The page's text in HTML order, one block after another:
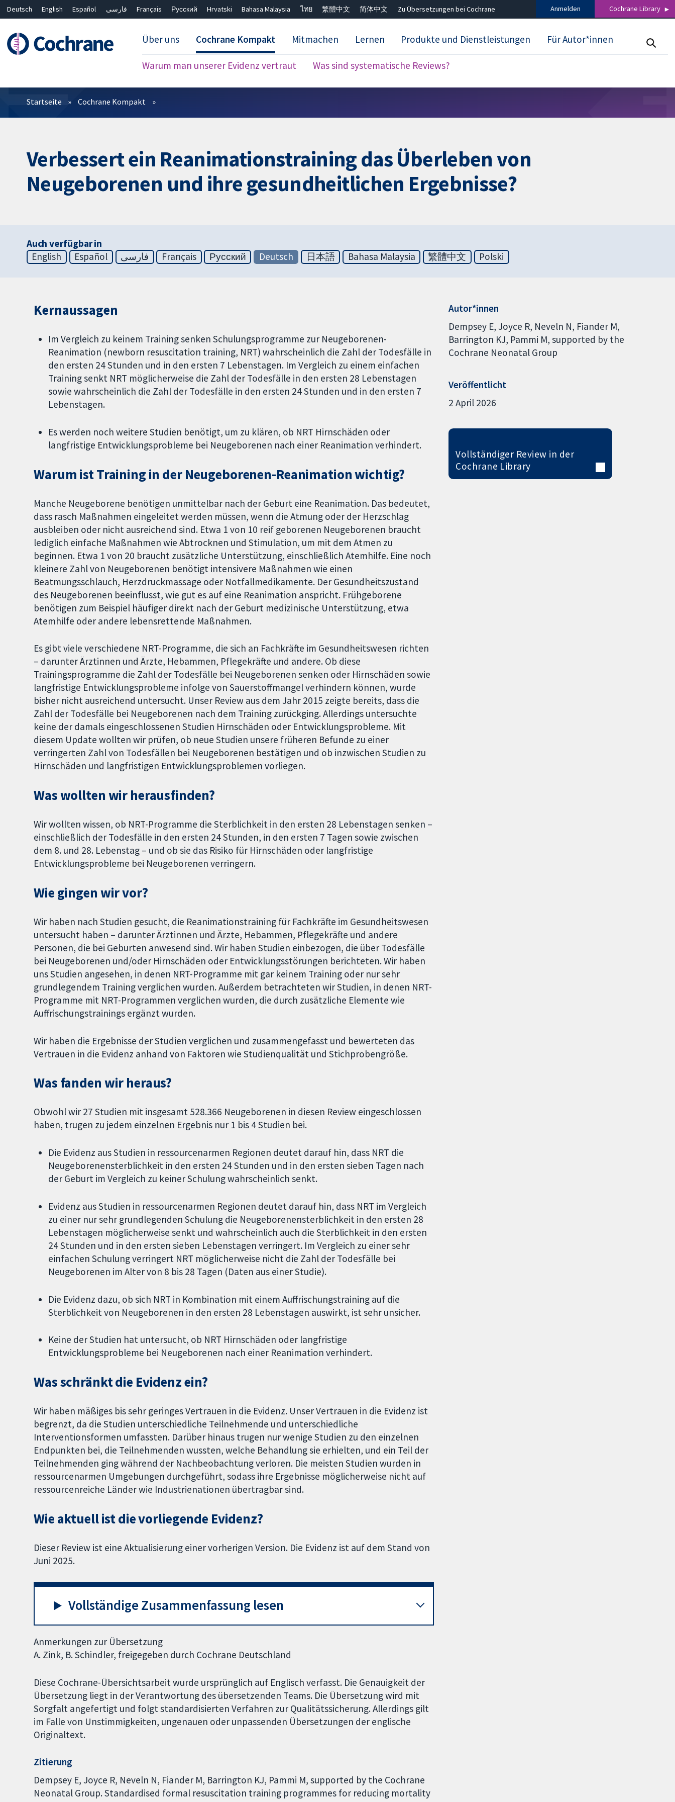
Deutsch English Español فارسی Français Русский Hrvatski Bahasa Malaysia ไทย 繁體中文 简体中文 Zu Übersetzungen bei Cochrane Anmelden Cochrane Library
Über uns Cochrane Kompakt
Warum man unserer Evidenz vertraut Was sind systematische Reviews?
Mitmachen Lernen Produkte und Dienstleistungen Für Autor*innen
Filter
Startseite Cochrane Kompakt
Verbessert ein Reanimationstraining das Überleben von
Neugeborenen und ihre gesundheitlichen Ergebnisse?
Auch verfügbar in
English
Español فارسی Français Русский Deutsch 日本語 Bahasa Malaysia 繁體中文 Polski
Kernaussagen
Im Vergleich zu keinem Training senken Schulungsprogramme zur Neugeborenen-
Reanimation (newborn resuscitation training, NRT) wahrscheinlich die Zahl der Todesfälle in
den ersten 24 Stunden und in den ersten 7 Lebenstagen. Im Vergleich zu einem einfachen
Training senkt NRT möglicherweise die Zahl der Todesfälle in den ersten 28 Lebenstagen
sowie wahrscheinlich die Zahl der Todesfälle in den ersten 24 Stunden und in den ersten 7
Lebenstagen.
Es werden noch weitere Studien benötigt, um zu klären, ob NRT Hirnschäden oder
langfristige Entwicklungsprobleme bei Neugeborenen nach einer Reanimation verhindert.
Warum ist Training in der Neugeborenen-Reanimation wichtig?
Manche Neugeborene benötigen unmittelbar nach der Geburt eine Reanimation. Das bedeutet,
dass rasch Maßnahmen eingeleitet werden müssen, wenn die Atmung oder der Herzschlag
ausbleiben oder nicht ausreichend sind. Etwa 1 von 10 reif geborenen Neugeborenen braucht
lediglich einfache Maßnahmen wie Abtrocknen und Stimulation, um mit dem Atmen zu
beginnen. Etwa 1 von 20 braucht zusätzliche Unterstützung, einschließlich Atemhilfe. Eine noch
kleinere Zahl von Neugeborenen benötigt intensivere Maßnahmen wie einen
Beatmungsschlauch, Herzdruckmassage oder Notfallmedikamente. Der Gesundheitszustand
des Neugeborenen beeinflusst, wie gut es auf eine Reanimation anspricht. Frühgeborene
benötigen zum Beispiel häufiger direkt nach der Geburt medizinische Unterstützung, etwa
Atemhilfe oder andere lebensrettende Maßnahmen.
Es gibt viele verschiedene NRT-Programme, die sich an Fachkräfte im Gesundheitswesen richten
– darunter Ärztinnen und Ärzte, Hebammen, Pflegekräfte und andere. Ob diese
Trainingsprogramme die Zahl der Todesfälle bei Neugeborenen senken oder Hirnschäden sowie
langfristige Entwicklungsprobleme infolge von Sauerstoffmangel verhindern können, wurde
bisher nicht ausreichend untersucht. Unser Review aus dem Jahr 2015 zeigte bereits, dass die
Zahl der Todesfälle bei Neugeborenen nach dem Training zurückging. Allerdings untersuchte
keine der damals eingeschlossenen Studien Hirnschäden oder Entwicklungsprobleme. Mit
diesem Update wollten wir prüfen, ob neue Studien unsere früheren Befunde zu einer
verringerten Zahl von Todesfällen bei Neugeborenen bestätigen und ob inzwischen Studien zu
Hirnschäden und langfristigen Entwicklungsproblemen vorliegen.
Was wollten wir herausfinden?
Wir wollten wissen, ob NRT-Programme die Sterblichkeit in den ersten 28 Lebenstagen senken –
einschließlich der Todesfälle in den ersten 24 Stunden, in den ersten 7 Tagen sowie zwischen
dem 8. und 28. Lebenstag – und ob sie das Risiko für Hirnschäden oder langfristige
Entwicklungsprobleme bei Neugeborenen verringern.
Wie gingen wir vor?
Wir haben nach Studien gesucht, die Reanimationstraining für Fachkräfte im Gesundheitswesen
untersucht haben – darunter Ärztinnen und Ärzte, Hebammen, Pflegekräfte und andere
Personen, die bei Geburten anwesend sind. Wir haben Studien einbezogen, die über Todesfälle
bei Neugeborenen und/oder Hirnschäden oder Entwicklungsstörungen berichteten. Wir haben
uns Studien angesehen, in denen NRT-Programme mit gar keinem Training oder nur sehr
grundlegendem Training verglichen wurden. Außerdem betrachteten wir Studien, in denen NRT-
Programme mit NRT-Programmen verglichen wurden, die durch zusätzliche Elemente wie
Auffrischungstrainings ergänzt wurden.
Wir haben die Ergebnisse der Studien verglichen und zusammengefasst und bewerteten das
Vertrauen in die Evidenz anhand von Faktoren wie Studienqualität und Stichprobengröße.
Was fanden wir heraus?
Obwohl wir 27 Studien mit insgesamt 528.366 Neugeborenen in diesen Review eingeschlossen
haben, trugen zu jedem einzelnen Ergebnis nur 1 bis 4 Studien bei.
Die Evidenz aus Studien in ressourcenarmen Regionen deutet darauf hin, dass NRT die
Neugeborenensterblichkeit in den ersten 24 Stunden und in den ersten sieben Tagen nach
der Geburt im Vergleich zu keiner Schulung wahrscheinlich senkt.
Evidenz aus Studien in ressourcenarmen Regionen deutet darauf hin, dass NRT im Vergleich
zu einer nur sehr grundlegenden Schulung die Neugeborenensterblichkeit in den ersten 28
Lebenstagen möglicherweise senkt und wahrscheinlich auch die Sterblichkeit in den ersten
24 Stunden und in den ersten sieben Lebenstagen verringert. Im Vergleich zu einer sehr
einfachen Schulung verringert NRT möglicherweise nicht die Zahl der Todesfälle bei
Neugeborenen im Alter von 8 bis 28 Tagen (Daten aus einer Studie).
Die Evidenz dazu, ob sich NRT in Kombination mit einem Auffrischungstraining auf die
Sterblichkeit von Neugeborenen in den ersten 28 Lebenstagen auswirkt, ist sehr unsicher.
Keine der Studien hat untersucht, ob NRT Hirnschäden oder langfristige
Entwicklungsprobleme bei Neugeborenen nach einer Reanimation verhindert.
Was schränkt die Evidenz ein?
Wir haben mäßiges bis sehr geringes Vertrauen in die Evidenz. Unser Vertrauen in die Evidenz ist
begrenzt, da die Studien unterschiedliche Teilnehmende und unterschiedliche
Interventionsformen umfassten. Darüber hinaus trugen nur wenige Studien zu den einzelnen
Endpunkten bei, die Teilnehmenden wussten, welche Behandlung sie erhielten, und ein Teil der
Teilnehmenden ging während der Nachbeobachtung verloren. Die meisten Studien wurden in
ressourcenarmen Umgebungen durchgeführt, sodass ihre Ergebnisse möglicherweise nicht auf
ressourcenreiche Länder wie Industrienationen übertragbar sind.
Wie aktuell ist die vorliegende Evidenz?
Dieser Review ist eine Aktualisierung einer vorherigen Version. Die Evidenz ist auf dem Stand von
Juni 2025.
Vollständige Zusammenfassung lesen
Anmerkungen zur Übersetzung
A. Zink, B. Schindler, freigegeben durch Cochrane Deutschland
Diese Cochrane-Übersichtsarbeit wurde ursprünglich auf Englisch verfasst. Die Genauigkeit der
Übersetzung liegt in der Verantwortung des übersetzenden Teams. Die Übersetzung wird mit
Sorgfalt angefertigt und folgt standardisierten Verfahren zur Qualitätssicherung. Allerdings gilt
im Falle von Unstimmigkeiten, ungenauen oder unpassenden Übersetzungen der englische
Originaltext.
Zitierung
Dempsey E, Joyce R, Neveln N, Fiander M, Barrington KJ, Pammi M, supported by the Cochrane
Neonatal Group. Standardised formal resuscitation training programmes for reducing mortality
Autor*innen
Dempsey E Joyce R Neveln N Fiander M
Barrington KJ Pammi M supported by the
Cochrane Neonatal Group
Veröffentlicht
2 April 2026
Vollständiger Review in der
Cochrane Library